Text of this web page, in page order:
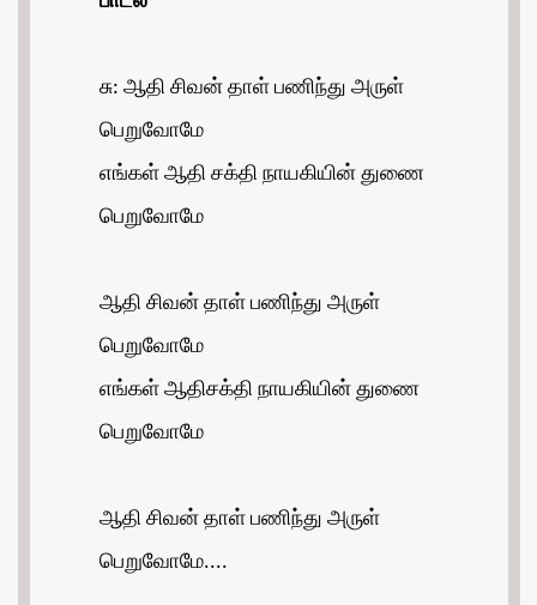
சு: ஆதி சிவன் தாள் பணிந்து அருள்
பெறுவோமே
எங்கள் ஆதி சக்தி நாயகியின் துணை
பெறுவோமே
ஆதி சிவன் தாள் பணிந்து அருள்
பெறுவோமே
எங்கள் ஆதிசக்தி நாயகியின் துணை
பெறுவோமே
ஆதி சிவன் தாள் பணிந்து அருள்
பெறுவோமே....